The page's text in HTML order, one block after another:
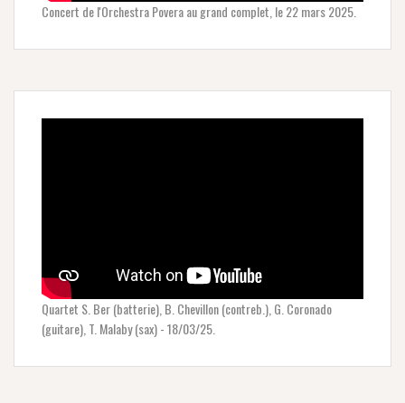
Concert de l'Orchestra Povera au grand complet, le 22 mars 2025.
Quartet S. Ber (batterie), B. Chevillon (contreb.), G. Coronado
(guitare), T. Malaby (sax) - 18/03/25.